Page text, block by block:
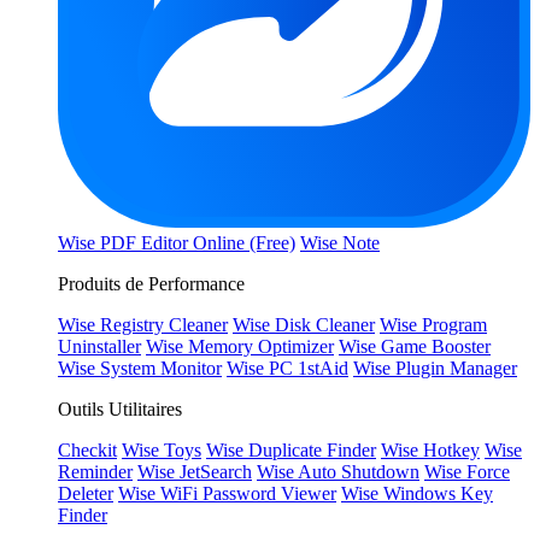
Wise PDF Editor Online (Free) Wise Note
Produits de Performance
Wise Registry Cleaner Wise Disk Cleaner Wise Program
Uninstaller Wise Memory Optimizer Wise Game Booster
Wise System Monitor Wise PC 1stAid Wise Plugin Manager
Outils Utilitaires
Checkit Wise Toys Wise Duplicate Finder Wise Hotkey Wise
Reminder Wise JetSearch Wise Auto Shutdown Wise Force
Deleter Wise WiFi Password Viewer Wise Windows Key
Finder